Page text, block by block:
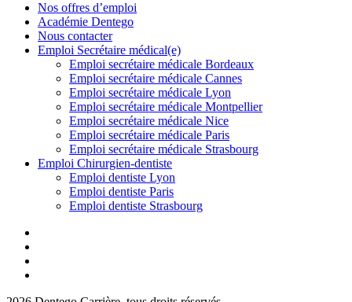
Nos offres d’emploi
Académie Dentego
Nous contacter
Emploi Secrétaire médical(e)
Emploi secrétaire médicale Bordeaux
Emploi secrétaire médicale Cannes
Emploi secrétaire médicale Lyon
Emploi secrétaire médicale Montpellier
Emploi secrétaire médicale Nice
Emploi secrétaire médicale Paris
Emploi secrétaire médicale Strasbourg
Emploi Chirurgien-dentiste
Emploi dentiste Lyon
Emploi dentiste Paris
Emploi dentiste Strasbourg